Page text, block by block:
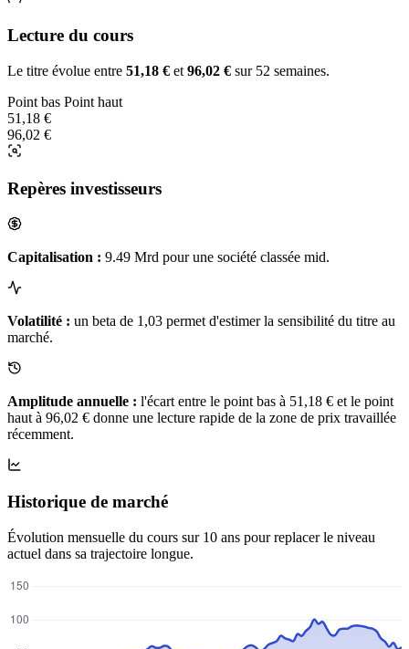
Lecture du cours
Le titre évolue entre 51,18 € et 96,02 € sur 52 semaines.
Point bas Point haut
51,18 €
96,02 €
Repères investisseurs
Capitalisation : 9.49 Mrd pour une société classée mid.
Volatilité : un beta de 1,03 permet d'estimer la sensibilité du titre au
marché.
Amplitude annuelle : l'écart entre le point bas à 51,18 € et le point
haut à 96,02 € donne une lecture rapide de la zone de prix travaillée
récemment.
Historique de marché
Évolution mensuelle du cours sur 10 ans pour replacer le niveau
actuel dans sa trajectoire longue.